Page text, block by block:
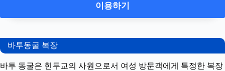
이용하기
바투동굴 복장
바투 동굴은 힌두교의 사원으로서 여성 방문객에게 특정한 복장